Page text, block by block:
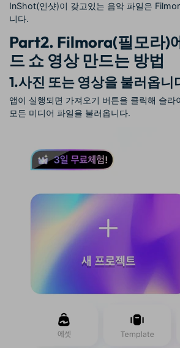
InShot(인샷)이 갖고있는 음악 파일은
니다.
Part2. Filmora(필모라)
드 쇼 영상 만드는 방법
1.사진 또는 영상을 불러옵니
앱이 실행되면 가져오기 버튼을 클릭해 슬라
모든 미디어 파일을 불러옵니다.